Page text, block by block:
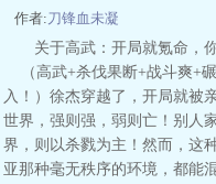
作者:刀锋血未凝
关于高武：开局就氪命，
（高武+杀伐果断+战斗爽+
入！）徐杰穿越了，开局就
世界，强则强，弱则亡！别人
界，则以杀戮为主！然而，这
亚那种毫无秩序的环境，都能